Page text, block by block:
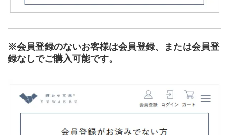
※会員登録のないお客様は会員登録、または会員登
録なしでご購入可能です。